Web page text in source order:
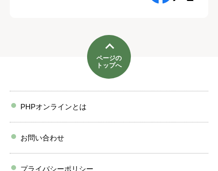
ページの
トップへ
PHPオンラインとは
お問い合わせ
プライバシーポリシー